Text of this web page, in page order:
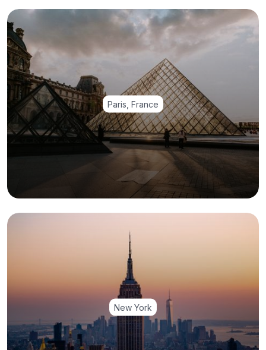
Paris, France
New York